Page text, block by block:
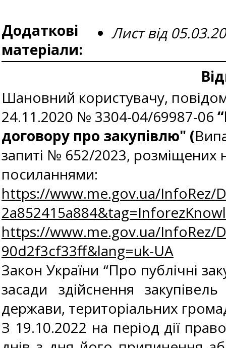
Додаткові
матеріали:
Лист від
Шановний користувачу,
24.11.2020 № 3304-04/69987-06
договору про закупівлю" (
запиті № 652/2023, розміщених
посиланнями:
https://www.me.gov.ua/InfoRez/
https://www.me.gov.ua/InfoRez/
90d2f3cf33ff&lang=uk-UA
Закон України “Про публічні
засади здійснення
держави, територіальних
З 19.10.2022 на період дії